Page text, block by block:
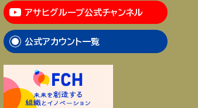
アサヒグループ公式チャンネル
公式アカウント一覧